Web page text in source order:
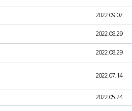
2022.09.07
2022.08.29
2022.08.29
2022.07.14
2022.05.24